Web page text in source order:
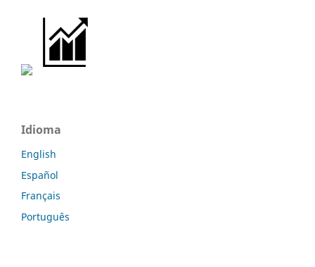
Idioma
English
Español
Français
Português